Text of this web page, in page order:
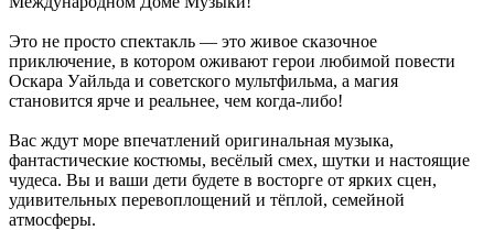
Это не просто спектакль — это живое сказочное
приключение, в котором оживают герои любимой повести
Оскара Уайльда и советского мультфильма, а магия
становится ярче и реальнее, чем когда-либо!
Вас ждут море впечатлений оригинальная музыка,
фантастические костюмы, весёлый смех, шутки и настоящие
чудеса. Вы и ваши дети будете в восторге от ярких сцен,
удивительных перевоплощений и тёплой, семейной
атмосферы.